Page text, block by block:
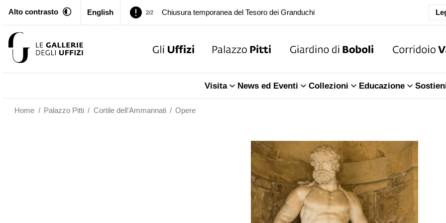
Alto contrasto English 2/2 Chiusura temporanea del Tesoro dei Granduchi
Visita News ed Eventi Collezioni Educazione
Home / Palazzo Pitti / Cortile dell'Ammannati / Opere